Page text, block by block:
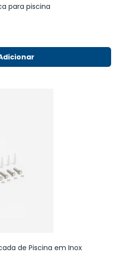
para piscina
de Piscina em Inox